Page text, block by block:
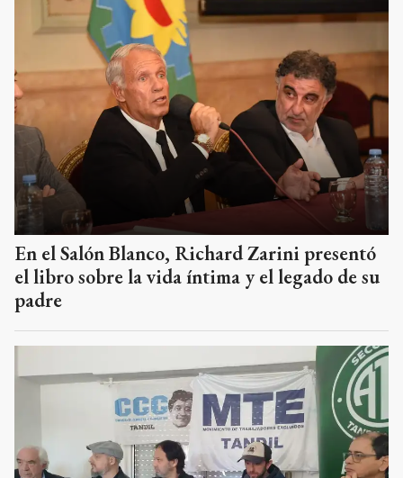
En el Salón Blanco, Richard Zarini presentó
el libro sobre la vida íntima y el legado de su
padre